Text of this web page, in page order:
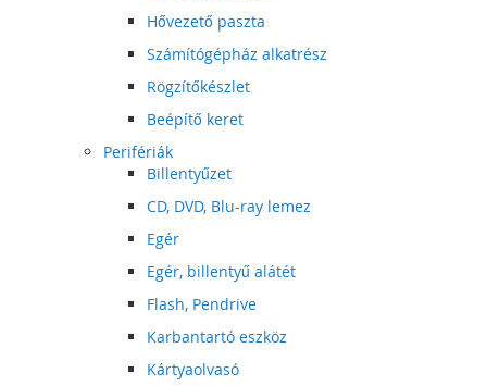
Hővezető paszta
Számítógépház alkatrész
Rögzítőkészlet
Beépítő keret
Perifériák
Billentyűzet
CD, DVD, Blu-ray lemez
Egér
Egér, billentyű alátét
Flash, Pendrive
Karbantartó eszköz
Kártyaolvasó